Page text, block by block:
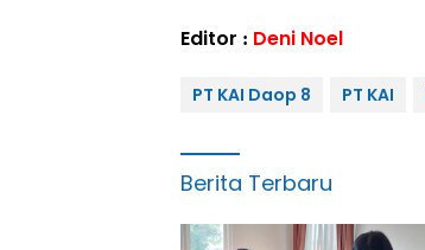
Editor : Deni Noel
PT KAI Daop 8 PT KAI
Berita Terbaru